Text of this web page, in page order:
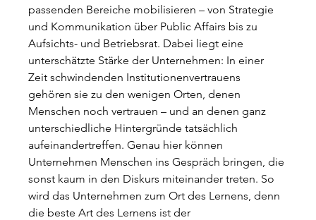
passenden Bereiche mobilisieren – von Strategie
und Kommunikation über Public Affairs bis zu
Aufsichts- und Betriebsrat. Dabei liegt eine
unterschätzte Stärke der Unternehmen: In einer
Zeit schwindenden Institutionenvertrauens
gehören sie zu den wenigen Orten, denen
Menschen noch vertrauen – und an denen ganz
unterschiedliche Hintergründe tatsächlich
aufeinandertreffen. Genau hier können
Unternehmen Menschen ins Gespräch bringen, die
sonst kaum in den Diskurs miteinander treten. So
wird das Unternehmen zum Ort des Lernens, denn
die beste Art des Lernens ist der